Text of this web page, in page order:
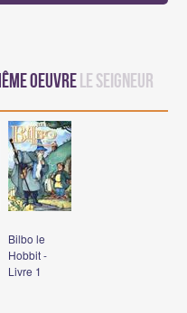
oeuvre Le Seigneur
Bilbo le
Hobbit -
Livre 1